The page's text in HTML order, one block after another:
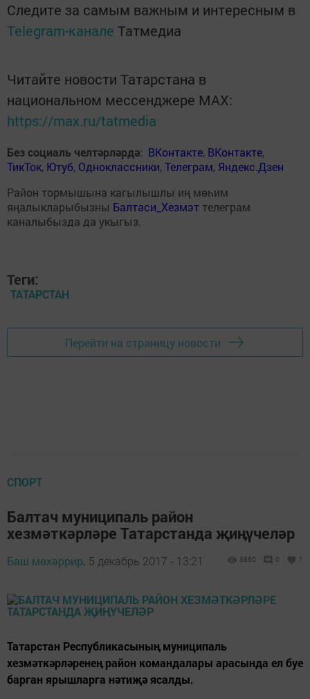
Следите за самым важным и интересным в
Telegram-канале Татмедиа
Читайте новости Татарстана в
национальном мессенджере MАХ:
https://max.ru/tatmedia
Без социаль челтәрләрдә: ВКонтакте, ВКонтакте,
ТикТок, Ютуб, Одноклассники,Телеграм, Яндекс.Дзен
Район тормышына кагылышлы иң мөһим
яңалыкларыбызны Балтаси_Хезмэт телеграм
каналыбызда да укыгыз.
Теги:
ТАТАРСТАН
Перейти на страницу новости
СПОРТ
Балтач муниципаль район
хезмәткәрләре Татарстанда җиӊүчеләр
Баш мөхәррир, 5 декабрь 2017 - 13:21 3860 0 1
Татарстан Республикасыныӊ муниципаль
хезмәткәрләренеӊ район командалары арасында ел буе
барган ярышларга нәтиҗә ясалды.